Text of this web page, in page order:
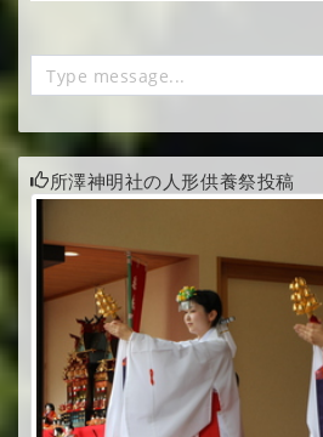
所澤神明社の人形供養祭投稿